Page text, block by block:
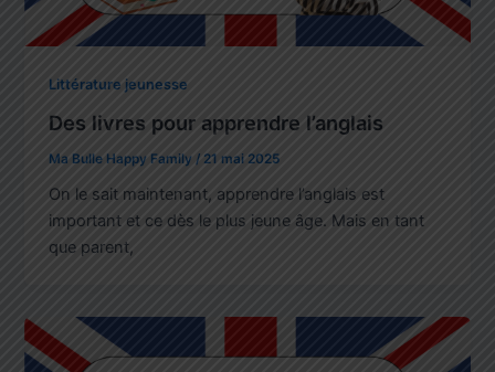
Littérature jeunesse
Des livres pour apprendre l’anglais
Ma Bulle Happy Family / 21 mai 2025
On le sait maintenant, apprendre l’anglais est
important et ce dès le plus jeune âge. Mais en tant
que parent,